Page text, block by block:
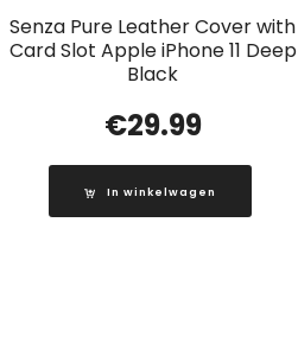
Senza Pure Leather Cover with
Card Slot Apple iPhone 11 Deep
Black
€29.99
In winkelwagen